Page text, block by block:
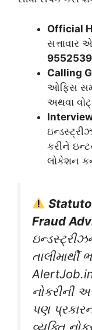
Official
સત્તાવાર
Calling
ઓફિસ
અથવા
કરીને
લોકેશન
Fraud
નોકરીની
પણ
વ્યક્તિ